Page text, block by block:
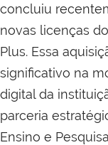
concluiu
novas licenças
Plus. Essa
significativo na
digital da
parceria
Ensino e